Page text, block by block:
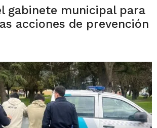
gabinete municipal para
acciones de prevención